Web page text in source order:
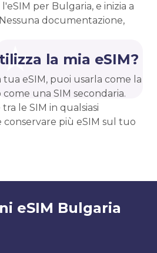
per Bulgaria, e inizia a
documentazione,
la mia eSIM?
eSIM, puoi usarla come la
una SIM secondaria.
le SIM in qualsiasi
conservare più eSIM sul tuo
eSIM Bulgaria